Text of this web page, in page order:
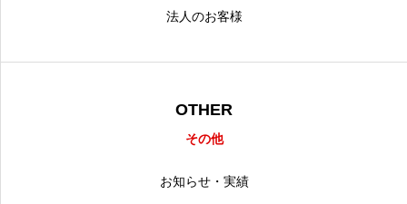
法人のお客様
OTHER
その他
お知らせ・実績